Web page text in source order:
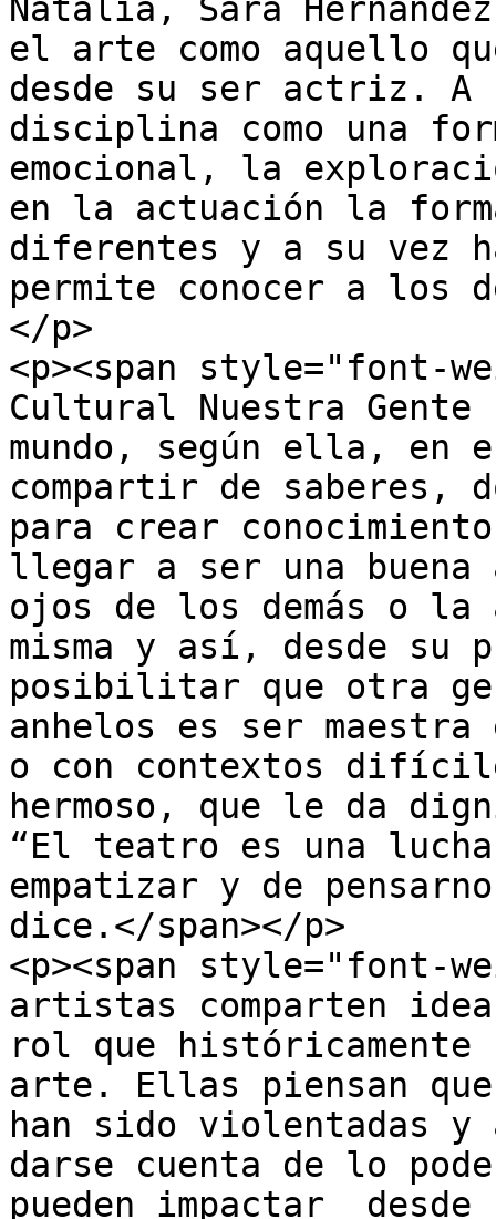
Natalia, Sara
el arte como aquello
desde su ser actriz. A
disciplina como una
emocional, la
en la actuación la
diferentes y a su vez
permite conocer a los
</p>
<p><span style="font-
Cultural Nuestra
mundo, según ella, en
compartir de saberes,
para crear
llegar a ser una
ojos de los demás o la
misma y así, desde su
posibilitar que otra
anhelos es ser
o con contextos
hermoso, que le da
“El teatro es una
empatizar y de
dice.</span></p>
<p><span style="font-
artistas comparten
rol que históricamente
arte. Ellas piensan que
han sido violentadas y
darse cuenta de lo
pueden impactar